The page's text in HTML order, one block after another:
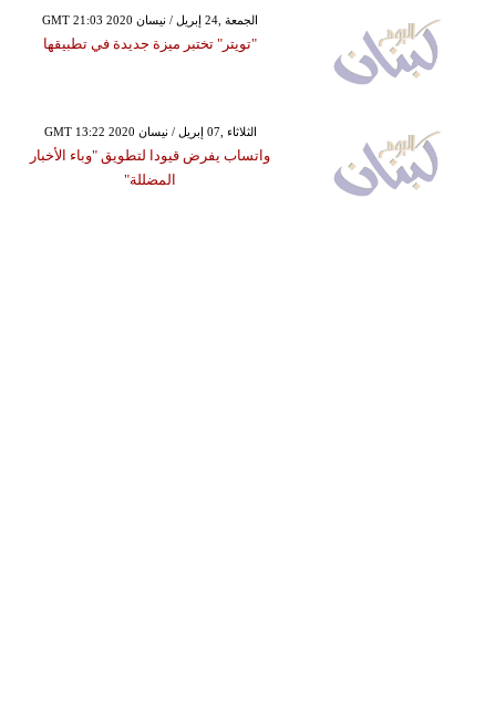
GMT 21:03 2020 الجمعة ,24 إبريل / نيسان
"تويتر" تختبر ميزة جديدة في تطبيقها
GMT 13:22 2020 الثلاثاء ,07 إبريل / نيسان
واتساب يفرض قيودا لتطويق "وباء الأخبار
المضللة"